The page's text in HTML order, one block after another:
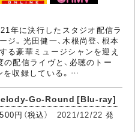
年に決行したスタジオ配信ラ
ジ。光田健一、木根尚登、根本
る豪華ミュージシャンを迎え
配信ライヴと、必聴のトー
を収録している。…
Go-Round [Blu-ray]
円（税込） 2021/12/22 発